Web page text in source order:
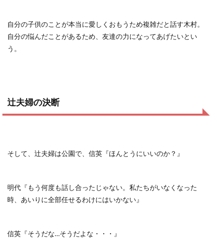
自分の子供のことが本当に愛しくおもうため複雑だと話す木村。
自分の悩んだことがあるため、友達の力になってあげたいとい
う。
辻夫婦の決断
そして、辻夫婦は公園で、信英『ほんとうにいいのか？』
明代『もう何度も話し合ったじゃない。私たちがいなくなった
時、あいりに全部任せるわけにはいかない』
信英『そうだな…そうだよな・・・』